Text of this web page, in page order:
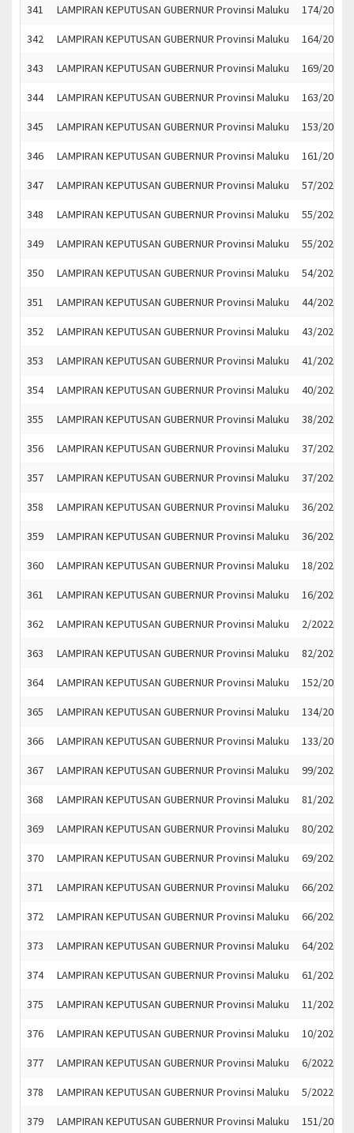
341 LAMPIRAN KEPUTUSAN GUBERNUR Provinsi Maluku 174/2022
342 LAMPIRAN KEPUTUSAN GUBERNUR Provinsi Maluku 164/2022
343 LAMPIRAN KEPUTUSAN GUBERNUR Provinsi Maluku 169/2022
344 LAMPIRAN KEPUTUSAN GUBERNUR Provinsi Maluku 163/2022
345 LAMPIRAN KEPUTUSAN GUBERNUR Provinsi Maluku 153/2022
346 LAMPIRAN KEPUTUSAN GUBERNUR Provinsi Maluku 161/2022
347 LAMPIRAN KEPUTUSAN GUBERNUR Provinsi Maluku 57/2022
348 LAMPIRAN KEPUTUSAN GUBERNUR Provinsi Maluku 55/2022
349 LAMPIRAN KEPUTUSAN GUBERNUR Provinsi Maluku 55/2022
350 LAMPIRAN KEPUTUSAN GUBERNUR Provinsi Maluku 54/2022
351 LAMPIRAN KEPUTUSAN GUBERNUR Provinsi Maluku 44/2022
352 LAMPIRAN KEPUTUSAN GUBERNUR Provinsi Maluku 43/2022
353 LAMPIRAN KEPUTUSAN GUBERNUR Provinsi Maluku 41/2022
354 LAMPIRAN KEPUTUSAN GUBERNUR Provinsi Maluku 40/2022
355 LAMPIRAN KEPUTUSAN GUBERNUR Provinsi Maluku 38/2022
356 LAMPIRAN KEPUTUSAN GUBERNUR Provinsi Maluku 37/2022
357 LAMPIRAN KEPUTUSAN GUBERNUR Provinsi Maluku 37/2022
358 LAMPIRAN KEPUTUSAN GUBERNUR Provinsi Maluku 36/2022
359 LAMPIRAN KEPUTUSAN GUBERNUR Provinsi Maluku 36/2022
360 LAMPIRAN KEPUTUSAN GUBERNUR Provinsi Maluku 18/2022
361 LAMPIRAN KEPUTUSAN GUBERNUR Provinsi Maluku 16/2022
362 LAMPIRAN KEPUTUSAN GUBERNUR Provinsi Maluku 2/2022
363 LAMPIRAN KEPUTUSAN GUBERNUR Provinsi Maluku 82/2022
364 LAMPIRAN KEPUTUSAN GUBERNUR Provinsi Maluku 152/2022
365 LAMPIRAN KEPUTUSAN GUBERNUR Provinsi Maluku 134/2022
366 LAMPIRAN KEPUTUSAN GUBERNUR Provinsi Maluku 133/2022
367 LAMPIRAN KEPUTUSAN GUBERNUR Provinsi Maluku 99/2022
368 LAMPIRAN KEPUTUSAN GUBERNUR Provinsi Maluku 81/2022
369 LAMPIRAN KEPUTUSAN GUBERNUR Provinsi Maluku 80/2022
370 LAMPIRAN KEPUTUSAN GUBERNUR Provinsi Maluku 69/2022
371 LAMPIRAN KEPUTUSAN GUBERNUR Provinsi Maluku 66/2022
372 LAMPIRAN KEPUTUSAN GUBERNUR Provinsi Maluku 66/2022
373 LAMPIRAN KEPUTUSAN GUBERNUR Provinsi Maluku 64/2022
374 LAMPIRAN KEPUTUSAN GUBERNUR Provinsi Maluku 61/2022
375 LAMPIRAN KEPUTUSAN GUBERNUR Provinsi Maluku 11/2022
376 LAMPIRAN KEPUTUSAN GUBERNUR Provinsi Maluku 10/2022
377 LAMPIRAN KEPUTUSAN GUBERNUR Provinsi Maluku 6/2022
378 LAMPIRAN KEPUTUSAN GUBERNUR Provinsi Maluku 5/2022
379 LAMPIRAN KEPUTUSAN GUBERNUR Provinsi Maluku 151/2022